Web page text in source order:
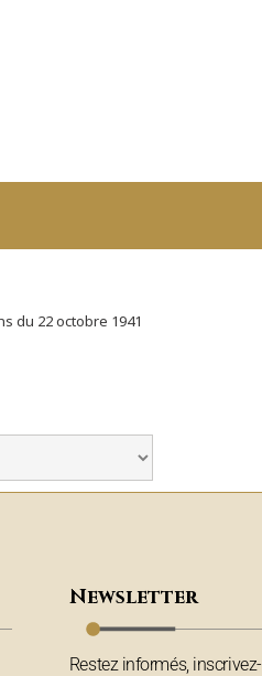
du 22 octobre 1941
Newsletter
Restez informés, inscrivez-